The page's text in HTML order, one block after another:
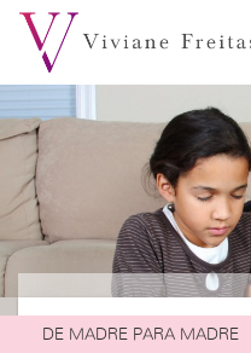
DE MADRE PARA MADRE